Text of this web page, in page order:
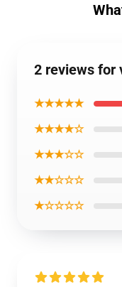
2 reviews for
★★★★★
★★★★☆
★★★☆☆
★★☆☆☆
★☆☆☆☆